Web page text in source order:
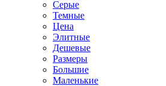
Серые
Темные
Цена
Элитные
Дешевые
Размеры
Большие
Маленькие